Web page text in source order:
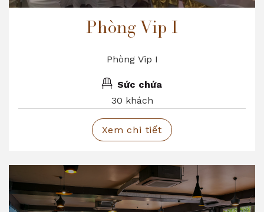
Phòng Vip I
Phòng Vip I
Sức chứa
30 khách
Xem chi tiết